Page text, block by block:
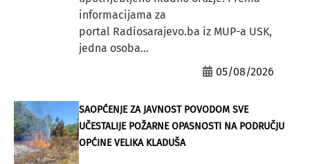
informacijama za
portal Radiosarajevo.ba iz MUP-a USK,
jedna osoba...
05/08/2026
SAOPĆENJE ZA JAVNOST POVODOM SVE
UČESTALIJE POŽARNE OPASNOSTI NA PODRUČJU
OPĆINE VELIKA KLADUŠA